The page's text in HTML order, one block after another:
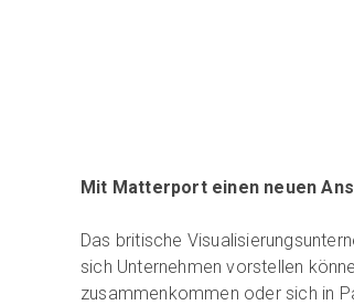
Mit Matterport einen neuen
Das britische
sich Unternehmen vorstellen
zusammenkommen oder sich in